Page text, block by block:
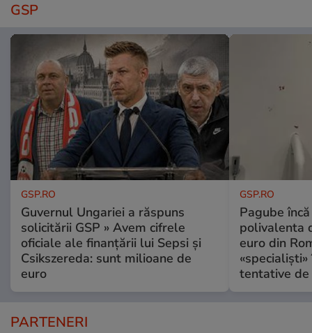
GSP
GSP.RO
Guvernul Ungariei a răspuns
solicitării GSP » Avem cifrele
oficiale ale finanțării lui Sepsi și
Csikszereda: sunt milioane de
euro
GSP.RO
Pagube
polivalenta
euro din
tentative de
PARTENERI